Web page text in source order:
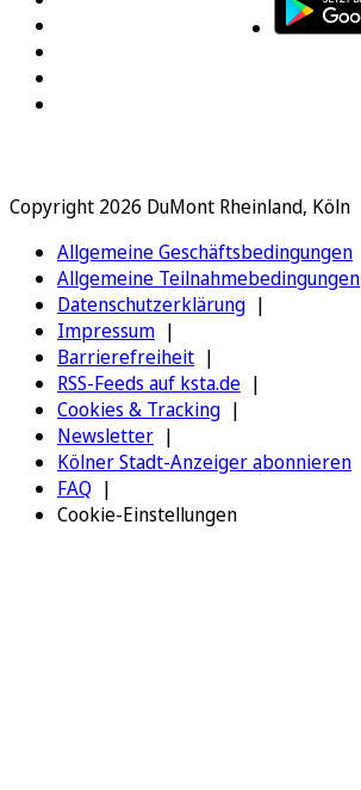
Copyright 2026 DuMont Rheinland, Köln
Allgemeine Geschäftsbedingungen
Allgemeine Teilnahmebedingungen
Datenschutzerklärung
Impressum
Barrierefreiheit
RSS-Feeds auf ksta.de
Cookies & Tracking
Newsletter
Kölner Stadt-Anzeiger abonnieren
FAQ
Cookie-Einstellungen